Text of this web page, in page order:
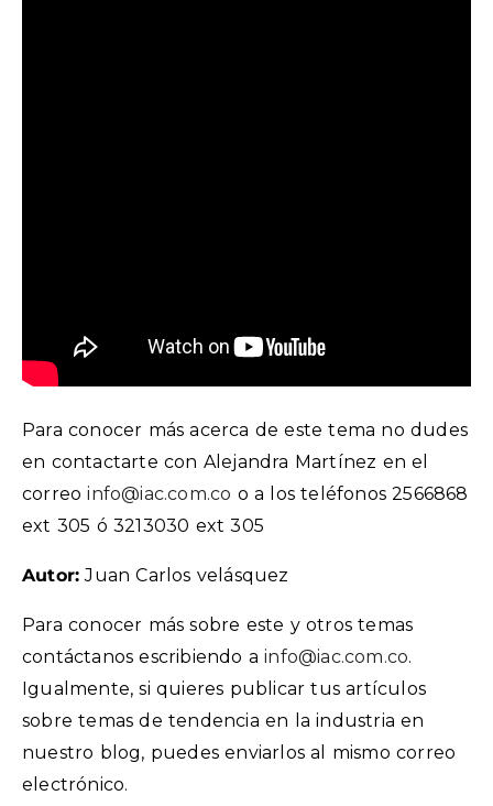
Para conocer más acerca de este tema no dudes
en contactarte con Alejandra Martínez en el
correoinfo@iac.com.co o a los teléfonos 2566868
ext 305 ó 3213030 ext 305
Autor: Juan Carlos velásquez
Para conocer más sobre este y otros temas
contáctanos escribiendo ainfo@iac.com.co.
Igualmente, si quieres publicar tus artículos
sobre temas de tendencia en la industria en
nuestro blog, puedes enviarlos al mismo correo
electrónico.